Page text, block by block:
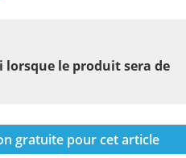
lorsque le produit sera de
gratuite pour cet article